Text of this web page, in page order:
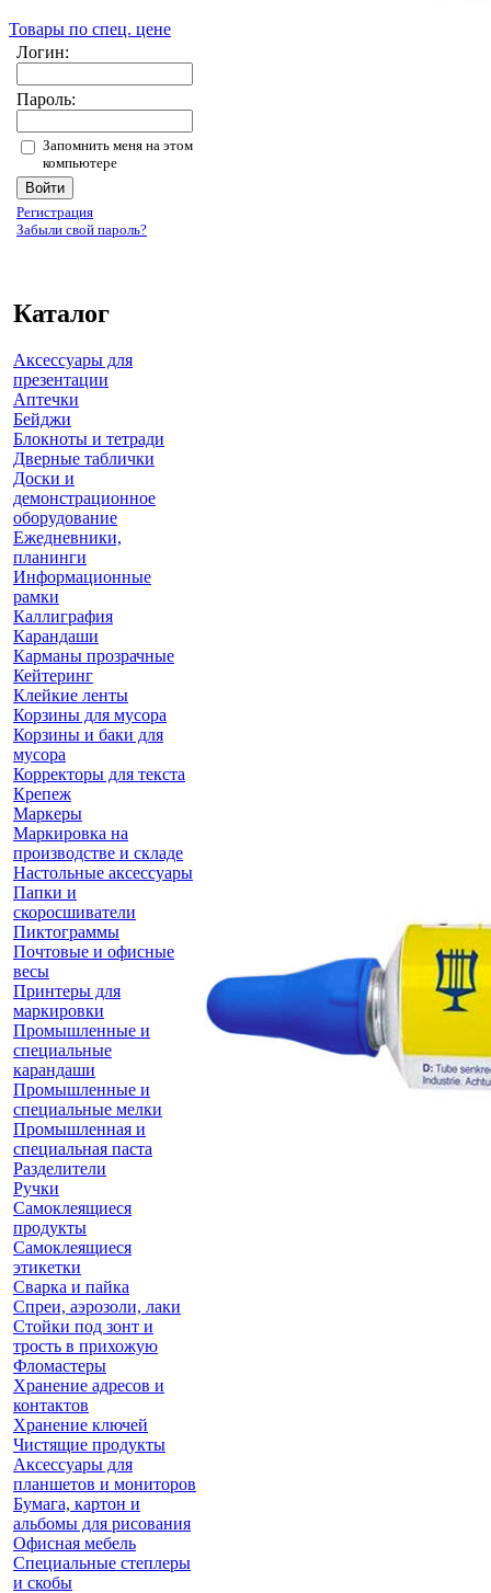
Товары по спец. цене
Логин:
Пароль:
Запомнить меня на этом
компьютере
Регистрация
Забыли свой пароль?
Каталог
Аксессуары для
презентации
Аптечки
Бейджи
Блокноты и тетради
Дверные таблички
Доски и
демонстрационное
оборудование
Ежедневники,
планинги
Информационные
рамки
Каллиграфия
Карандаши
Карманы прозрачные
Кейтеринг
Клейкие ленты
Корзины для мусора
Корзины и баки для
мусора
Корректоры для текста
Крепеж
Маркеры
Маркировка на
производстве и складе
Настольные аксессуары
Папки и
скоросшиватели
Пиктограммы
Почтовые и офисные
весы
Принтеры для
маркировки
Промышленные и
специальные
карандаши
Промышленные и
специальные мелки
Промышленная и
специальная паста
Разделители
Ручки
Самоклеящиеся
продукты
Самоклеящиеся
этикетки
Сварка и пайка
Спреи, аэрозоли, лаки
Стойки под зонт и
трость в прихожую
Фломастеры
Хранение адресов и
контактов
Хранение ключей
Чистящие продукты
Аксессуары для
планшетов и мониторов
Бумага, картон и
альбомы для рисования
Офисная мебель
Специальные степлеры
и скобы